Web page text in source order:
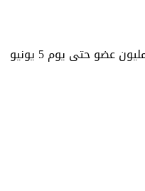
عدد أعضاء الحزب وصل إلى 95.148 مليون عضو حتى يوم 5 يونيو